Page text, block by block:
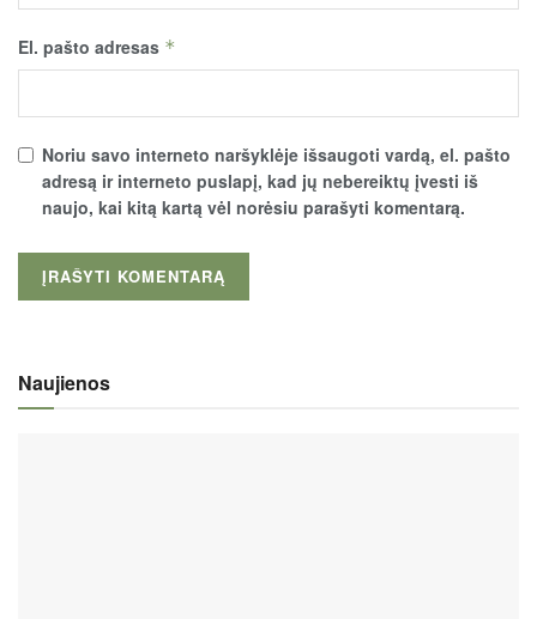
El. pašto adresas *
Noriu savo interneto naršyklėje išsaugoti vardą, el. pašto
adresą ir interneto puslapį, kad jų nebereiktų įvesti iš
naujo, kai kitą kartą vėl norėsiu parašyti komentarą.
Naujienos